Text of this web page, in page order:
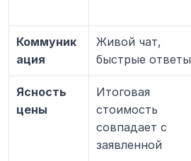
Коммуник
ация
Живой чат,
быстрые ответы
Ясность
цены
Итоговая
стоимость
совпадает с
заявленной